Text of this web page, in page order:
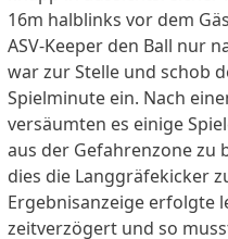
16m halblinks vor dem
ASV-Keeper den Ball nur
war zur Stelle und schob
Spielminute ein. Nach
versäumten es einige
aus der Gefahrenzone
dies die Langgräfekicker
Ergebnisanzeige erfolgte
zeitverzögert und so